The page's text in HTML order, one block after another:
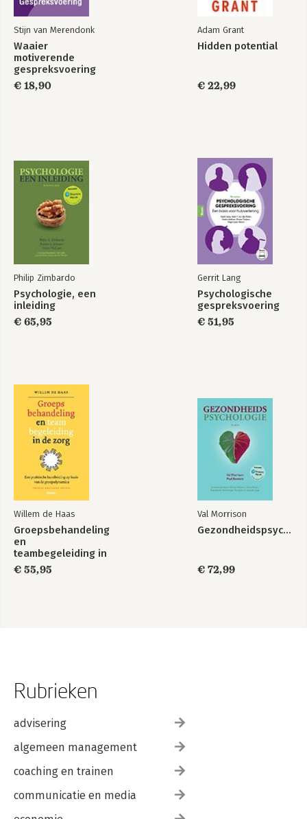
Stijn van Merendonk
Waaier
motiverende
gespreksvoering
€ 18,90
Adam Grant
Hidden potential
€ 22,99
Philip Zimbardo
Psychologie, een
inleiding
€ 65,95
Gerrit Lang
Psychologische
gespreksvoering
€ 51,95
Willem de Haas
Groepsbehandeling
en
teambegeleiding in
de zorg
€ 55,95
Val Morrison
Gezondheidspsychologie
€ 72,99
Rubrieken
advisering
algemeen management
coaching en trainen
communicatie en media